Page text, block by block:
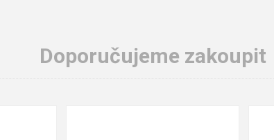
Doporučujeme zakoupit